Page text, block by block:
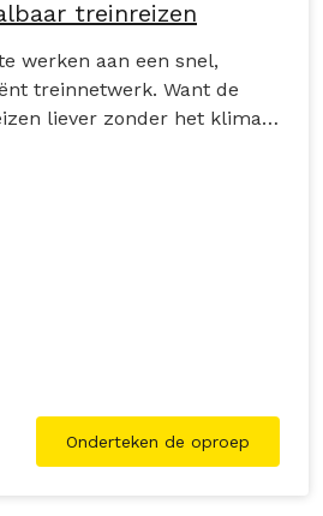
treinreizen
werken aan een snel,
treinnetwerk. Want de
liever zonder het klimaat
Onderteken de oproep